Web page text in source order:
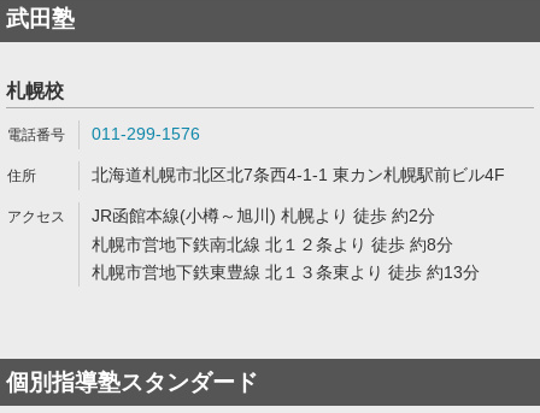
武田塾
札幌校
011-299-1576
北海道札幌市北区北7条西4-1-1 東カン札幌駅前ビル4F
JR函館本線(小樽～旭川) 札幌より 徒歩 約2分
札幌市営地下鉄南北線 北１２条より 徒歩 約8分
札幌市営地下鉄東豊線 北１３条東より 徒歩 約13分
個別指導塾スタンダード